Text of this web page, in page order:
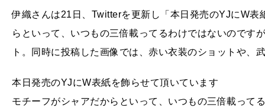
伊織さんは21日、Twitterを更新し「本日発売のYJにW
らといって、いつもの三倍載ってるわけではないのです
ト。同時に投稿した画像では、赤い衣装のショットや、
本日発売のYJにW表紙を飾らせて頂いています
モチーフがシャアだからといって、いつもの三倍載って